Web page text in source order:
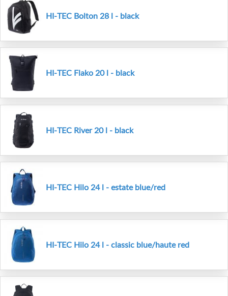
HI-TEC Bolton 28 l - black
HI-TEC Flako 20 l - black
HI-TEC River 20 l - black
HI-TEC Hilo 24 l - estate blue/red
HI-TEC Hilo 24 l - classic blue/haute red